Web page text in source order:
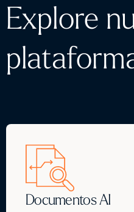
Explore
Documentos AI